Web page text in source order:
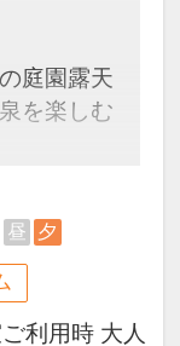
庭園露天
を楽しむ
料理、贅
特撰懐石
てなし。
室専用の
間をお過
昼 夕
利用時 大人